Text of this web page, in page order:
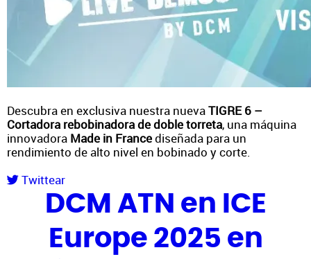
Descubra en exclusiva nuestra nuevaTIGRE 6 –
Cortadora rebobinadora de doble torreta, una máquina
innovadora Made in Francediseñada para un
rendimiento de alto nivel en bobinado y corte.
Twittear
DCM ATN en ICE
Europe 2025 en